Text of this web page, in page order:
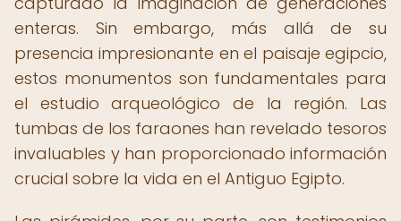
enteras. Sin embargo, más allá de su
presencia impresionante en el paisaje egipcio,
estos monumentos son fundamentales para
el estudio arqueológico de la región. Las
tumbas de los faraones han revelado tesoros
invaluables y han proporcionado información
crucial sobre la vida en el Antiguo Egipto.